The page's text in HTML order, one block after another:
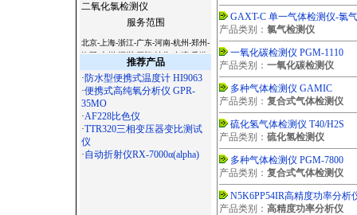
二氧化氯检测仪
服务范围
北京-上海-浙江-广东-河南-杭州-郑州-
洛阳-广州-深圳-厦门-汕头-台湾-香港-
澳门-天津-西安-宝鸡-杭州-温州-常州-
无锡-苏州-南京-镇江-扬州-南通-合肥-
徐州-常熟-石家庄-太原-呼和浩特-沈
阳-长春-哈尔滨-南京-合肥-福州-南昌-
济南-郑州-武汉-长沙-广州-南宁-海口-
成都-贵阳-昆明-拉萨-西安-兰州-西宁-
银川-乌鲁木齐-杭州-沈阳-长春-哈尔
滨-济南-武汉-广州-南宁-成都 -西安-
推荐产品
·防水型便携式温度计 HI9063
·便携式高纯氧分析仪 GPR-
35MO
·AF228比色仪
·TTR320三相变压器变比测试
仪
·自动折射仪RX-7000α(alpha)
GAXT-C 单一气体检测仪-氯
产品类别： 氯气检测仪
一氧化碳检测仪 PGM-1110
产品类别： 一氧化碳检测仪
多种气体检测仪 GAMIC
产品类别： 复合式气体检测仪
硫化氢气体检测仪 T40/H2S
产品类别： 硫化氢检测仪
多种气体检测仪 PGM-7800
产品类别： 复合式气体检测仪
N5K6PP54IR高精度功率分析
产品类别： 高精度功率分析仪